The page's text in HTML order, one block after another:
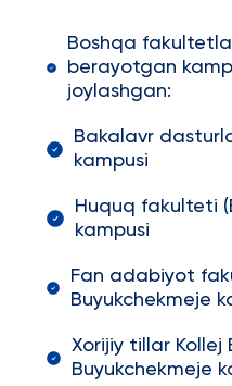
Boshqa
berayotgan
joylashgan:
Bakalavr
kampusi
Huquq fakulteti
kampusi
Fan adabiyot
Buyukchekmeje
Xorijiy tillar Kollej
Buyukchekmeje